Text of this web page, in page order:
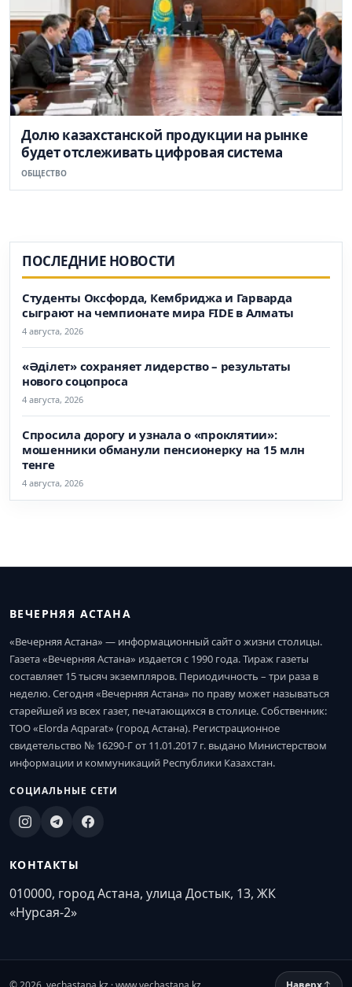
Долю казахстанской продукции на рынке
будет отслеживать цифровая система
ОБЩЕСТВО
ПОСЛЕДНИЕ НОВОСТИ
Студенты Оксфорда, Кембриджа и Гарварда
сыграют на чемпионате мира FIDE в Алматы
4 августа, 2026
«Әділет» сохраняет лидерство – результаты
нового соцопроса
4 августа, 2026
Спросила дорогу и узнала о «проклятии»:
мошенники обманули пенсионерку на 15 млн
тенге
4 августа, 2026
ВЕЧЕРНЯЯ АСТАНА
«Вечерняя Астана» — информационный сайт о жизни столицы.
Газета «Вечерняя Астана» издается с 1990 года. Тираж газеты
составляет 15 тысяч экземпляров. Периодичность – три раза в
неделю. Сегодня «Вечерняя Астана» по праву может называться
старейшей из всех газет, печатающихся в столице. Собственник:
ТОО «Elorda Aqparat» (город Астана). Регистрационное
свидетельство № 16290-Г от 11.01.2017 г. выдано Министерством
информации и коммуникаций Республики Казахстан.
СОЦИАЛЬНЫЕ СЕТИ
КОНТАКТЫ
010000, город Астана, улица Достык, 13, ЖК
«Нурсая-2»